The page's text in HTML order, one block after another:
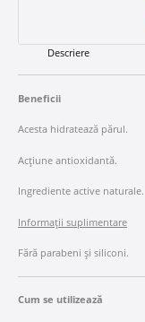
Descriere
Beneficii
Acesta hidratează părul.
Acțiune antioxidantă.
Ingrediente active naturale.
Informații suplimentare
Fără parabeni și siliconi.
Cum se utilizează